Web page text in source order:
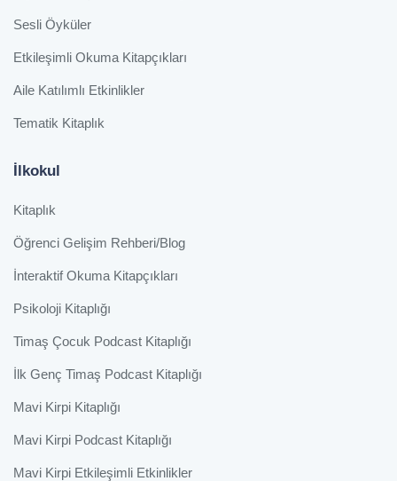
Sesli Öyküler
Etkileşimli Okuma Kitapçıkları
Aile Katılımlı Etkinlikler
Tematik Kitaplık
İlkokul
Kitaplık
Öğrenci Gelişim Rehberi/Blog
İnteraktif Okuma Kitapçıkları
Psikoloji Kitaplığı
Timaş Çocuk Podcast Kitaplığı
İlk Genç Timaş Podcast Kitaplığı
Mavi Kirpi Kitaplığı
Mavi Kirpi Podcast Kitaplığı
Mavi Kirpi Etkileşimli Etkinlikler